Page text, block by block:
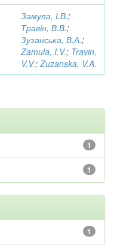
Замула, І.В.;
Травін, В.В.;
Зузанська, В.А.;
Zamula, I.V.; Travin,
V.V.;Zuzanska, V.A.
1
1
1